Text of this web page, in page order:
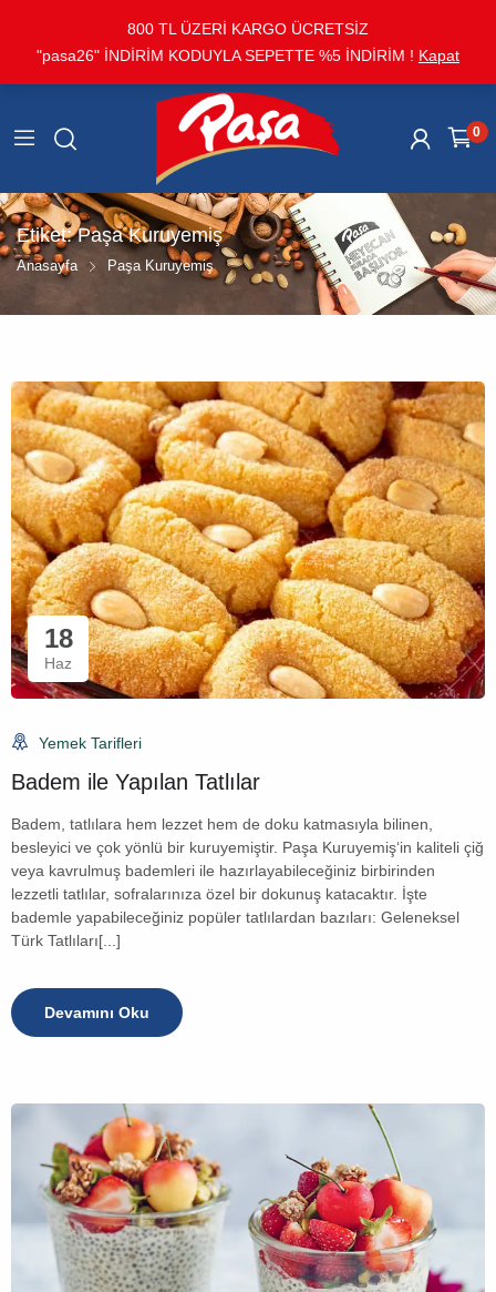
800 TL ÜZERİ KARGO ÜCRETSİZ
"pasa26" İNDİRİM KODUYLA SEPETTE %5 İNDİRİM ! Kapat
0
Etiket:Paşa Kuruyemiş
Anasayfa Paşa Kuruyemiş
18
Haz
Yemek Tarifleri
Badem ile Yapılan Tatlılar
Badem, tatlılara hem lezzet hem de doku katmasıyla bilinen,
besleyici ve çok yönlü bir kuruyemiştir. Paşa Kuruyemiş‘in kaliteli çiğ
veya kavrulmuş bademleri ile hazırlayabileceğiniz birbirinden
lezzetli tatlılar, sofralarınıza özel bir dokunuş katacaktır. İşte
bademle yapabileceğiniz popüler tatlılardan bazıları: Geleneksel
Türk Tatlıları[...]
Devamını Oku